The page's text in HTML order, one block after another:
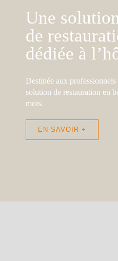
Une
de
dédiée à
Destinéeaux professionnels
solution de restauration en
mois.
EN SAVOIR +